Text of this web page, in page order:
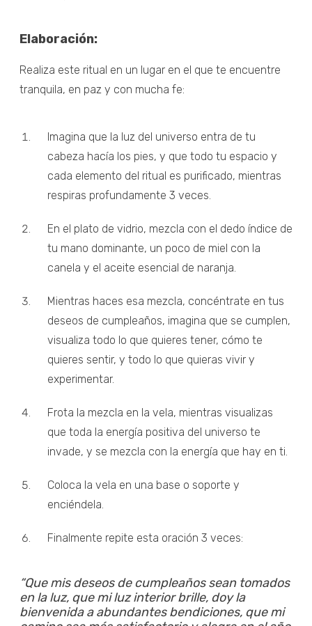
Elaboración:
Realiza este ritual en un lugar en el que te encuentre
tranquila, en paz y con mucha fe:
Imagina que la luz del universo entra de tu
cabeza hacía los pies, y que todo tu espacio y
cada elemento del ritual es purificado, mientras
respiras profundamente 3 veces.
En el plato de vidrio, mezcla con el dedo índice de
tu mano dominante, un poco de miel con la
canela y el aceite esencial de naranja.
Mientras haces esa mezcla, concéntrate en tus
deseos de cumpleaños, imagina que se cumplen,
visualiza todo lo que quieres tener, cómo te
quieres sentir, y todo lo que quieras vivir y
experimentar.
Frota la mezcla en la vela, mientras visualizas
que toda la energía positiva del universo te
invade, y se mezcla con la energía que hay en ti.
Coloca la vela en una base o soporte y
enciéndela.
Finalmente repite esta oración 3 veces:
“Que mis deseos de cumpleaños sean tomados
en la luz, que mi luz interior brille, doy la
bienvenida a abundantes bendiciones, que mi